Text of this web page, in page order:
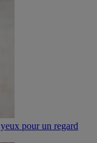
pour un regard